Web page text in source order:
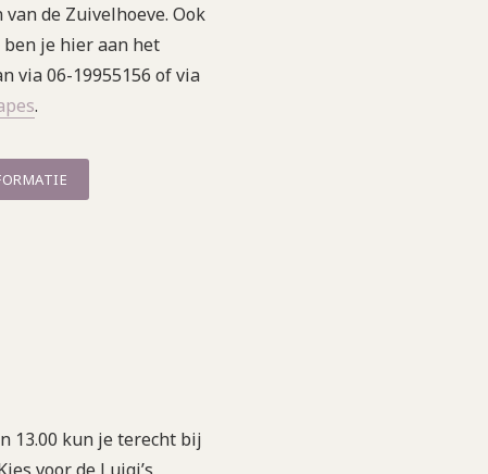
de Zuivelhoeve. Ook
je hier aan het
via 06-19955156 of via
.
13.00 kun je terecht bij
voor de Luigi’s